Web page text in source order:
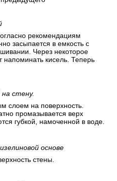
рекомендациям
засыпается в емкость с
Через некоторое
напоминать кисель. Теперь
стену.
слоем на поверхность.
промазывается верх
губкой, намоченной в воде.
основе
стены.